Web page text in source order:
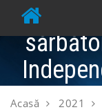
Mesaj
Acasă 2021